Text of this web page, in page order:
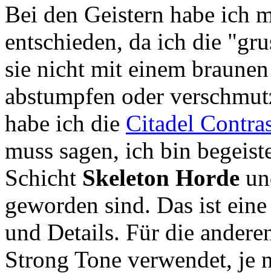
Bei den Geistern habe ich
entschieden, da ich die
sie nicht mit einem
abstumpfen oder
habe ich die Citadel
muss sagen, ich bin
Schicht Skeleton Horde
geworden sind. Das ist
und Details. Für die
Strong Tone verwendet, je